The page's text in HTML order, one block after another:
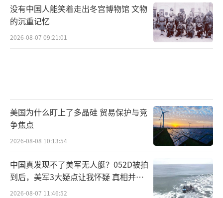
持谨慎态度的声音提醒，衡量一次访问成功与
否，不仅要看即时表态和签署的文件，更要看
后续的落实情况和关系的长期走势。美国国会
应链重组等关键领域的后续互动。他们要求行
政当局在公布具体协议内容时向国会进行充分
说明。但不可否认的是，特朗普本人在走下飞
的国内程序和相关政策推动定下了一个非常积
极的基调。总统本人在现场的直接背书极大压
没有中国人能笑着走出冬宫博物馆 文物
的沉重记忆
2026-08-07 09:21:01
美国为什么盯上了多晶硅 贸易保护与竞
争焦点
2026-08-08 10:13:54
中国真发现不了美军无人艇？052D被拍
到后，美军3大疑点让我怀疑 真相并非
如此
2026-08-07 11:46:52